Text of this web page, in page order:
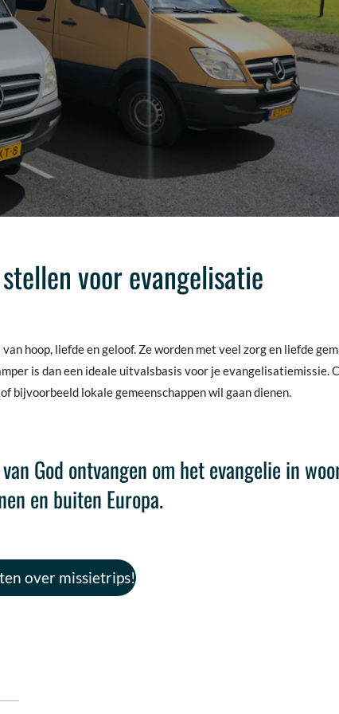
voor evangelisatie
hoop, liefde en geloof. Ze worden met veel zorg en liefde
is dan een ideale uitvalsbasis voor je evangelisatiemissie.
bijvoorbeeld lokale gemeenschappen wil gaan dienen.
God ontvangen om het evangelie in
en buiten Europa.
over missietrips!